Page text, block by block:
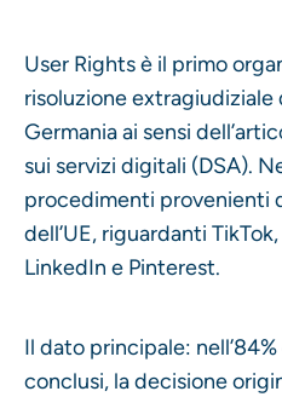
User Rights è il primo
risoluzione
Germania ai sensi
sui servizi digitali (DSA).
procedimenti provenienti
dell’UE, riguardanti
LinkedIn e Pinterest.
Il dato principale:
conclusi, la decisione